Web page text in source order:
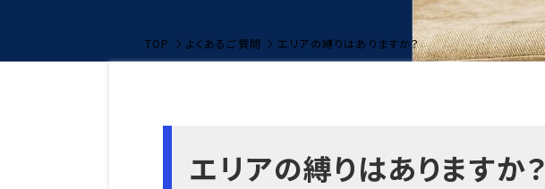
TOP よくあるご質問 エリアの縛りはありますか？
エリアの縛りはありますか？